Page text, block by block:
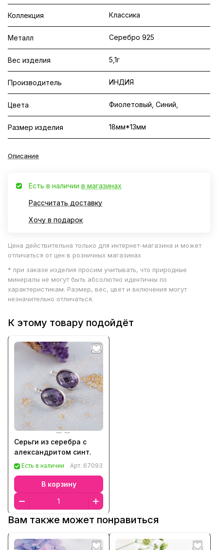
Коллекция Классика
Металл Серебро 925
Вес изделия 5,1г
Производитель ИНДИЯ
Цвета Фиолетовый, Синий,
Размер изделия 18мм*13мм
Описание
Есть в наличии в магазинах
Рассчитать доставку
Хочу в подарок
Цена действительна только для интернет-магазина и может
отличаться от цен в розничных магазинах
* при заказе изделия просим учитывать, что природные
минералы не могут быть абсолютно идентичны по
характеристикам. Размер, вес, цвет и включения могут
незначительно отличаться.
К этому товару подойдёт
Серьги из серебра с
александритом синт.
Есть в наличии Арт. 67093
В корзину
Вам также может понравиться